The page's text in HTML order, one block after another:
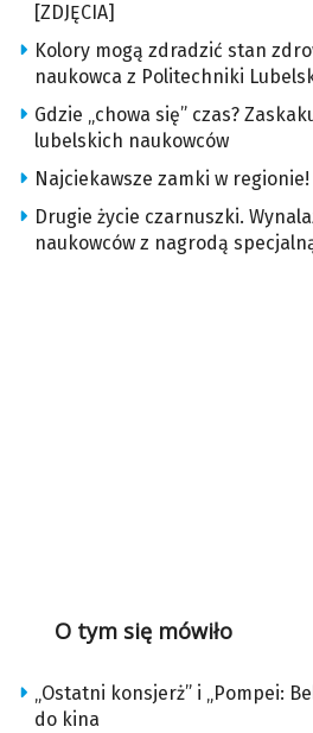
[ZDJĘCIA]
Kolory mogą zdradzić stan
naukowca z Politechniki
Gdzie „chowa się” czas?
lubelskich naukowców
Najciekawsze zamki w regionie!
Drugie życie czarnuszki.
naukowców z nagrodą specjalną
O tym się mówiło
„Ostatni konsjerż” i „Pompei:
do kina